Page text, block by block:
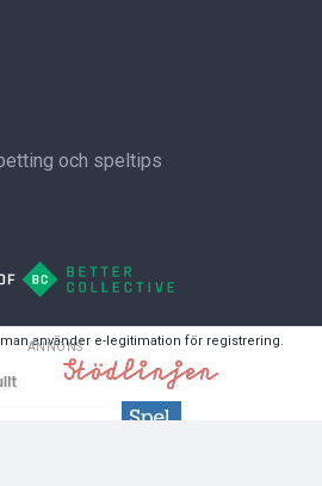
ANNONS
och speltips
använder e-legitimation för registrering.